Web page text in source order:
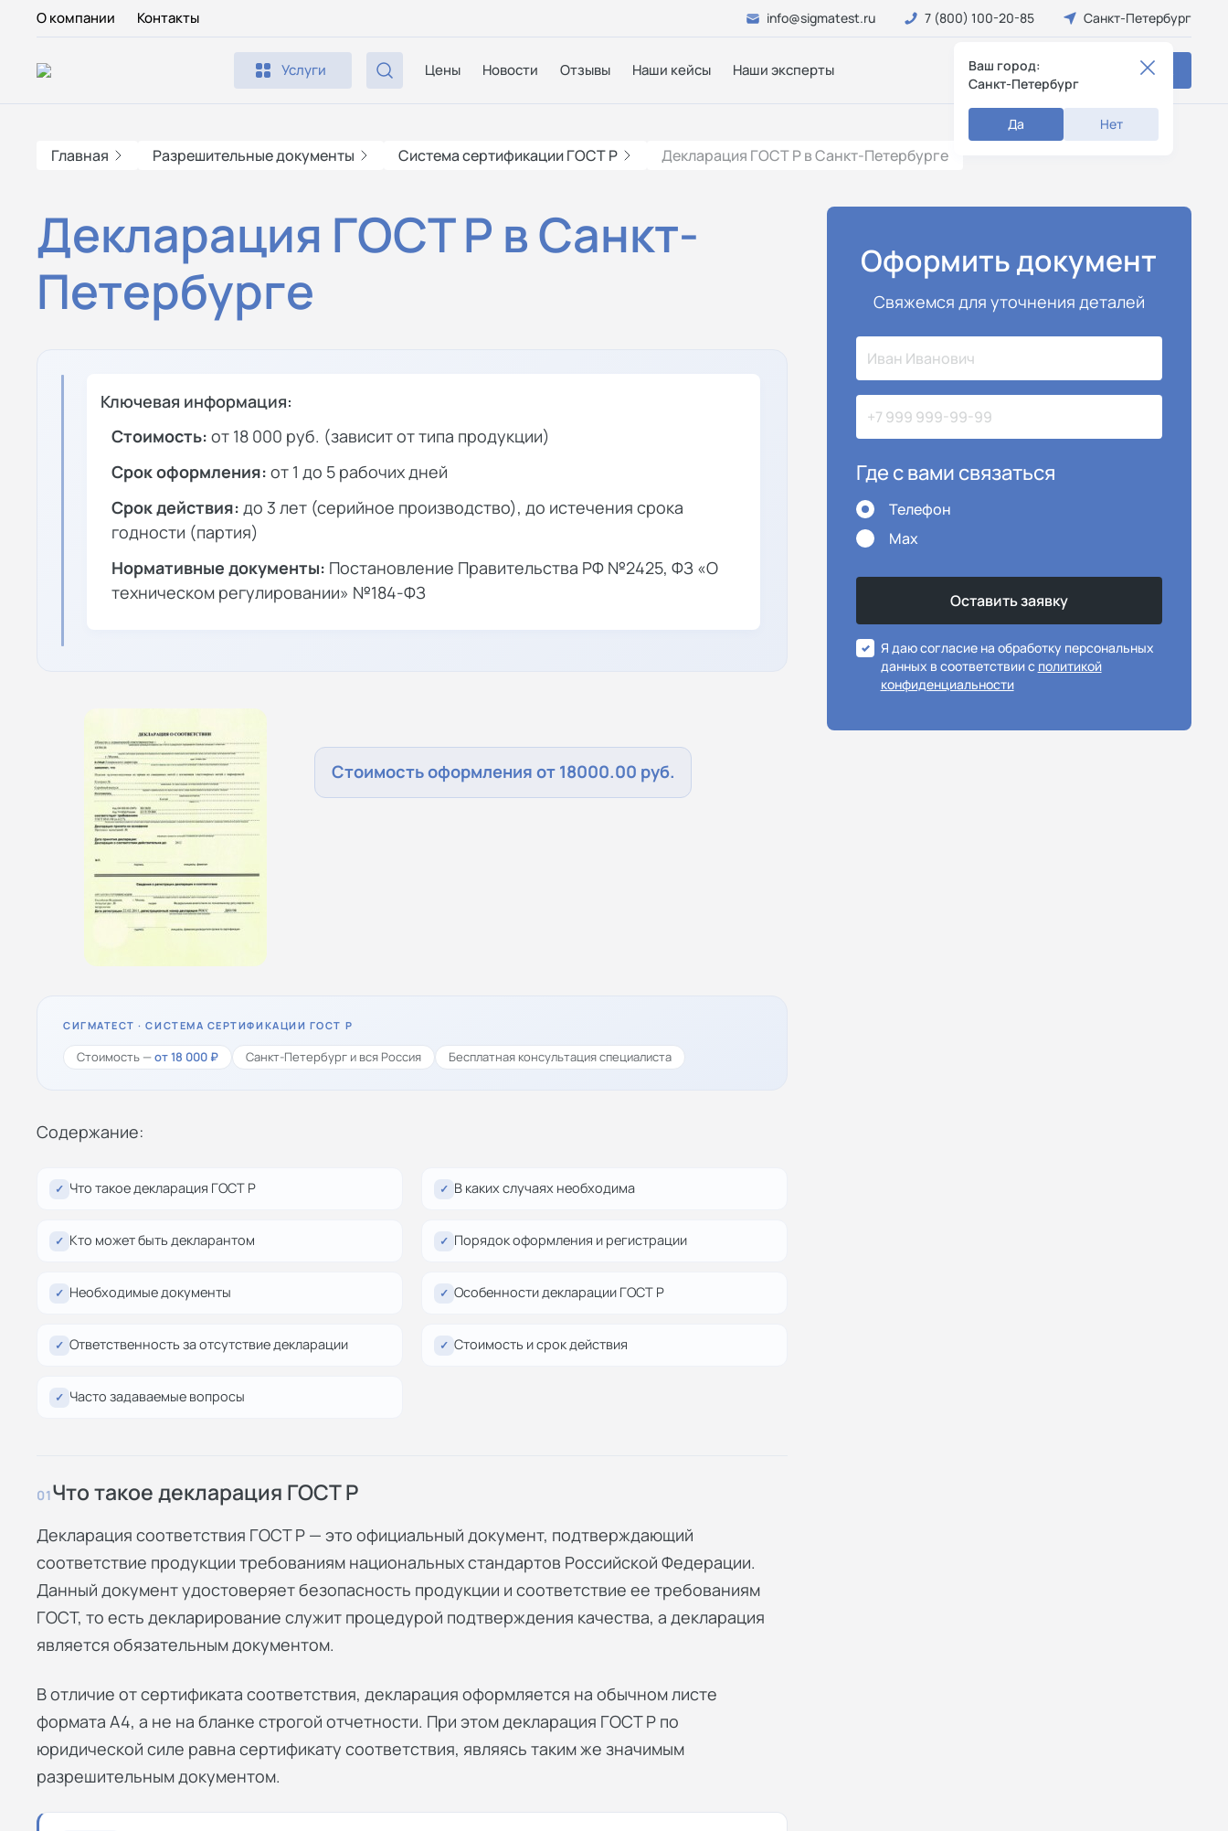
О компании Контакты info@sigmatest.ru 7 (800) 100-20-85 Санкт-Петербург
Ваш город:
Санкт-Петербург
Да Нет
Услуги Цены Новости Отзывы Наши кейсы Наши эксперты Заказать звонок
Главная Разрешительные документы Система сертификации ГОСТ Р Декларация ГОСТ Р в Санкт-Петербурге
Декларация ГОСТ Р в Санкт-
Петербурге
Ключевая информация:
Стоимость: от 18 000 руб. (зависит от типа продукции)
Срок оформления: от 1 до 5 рабочих дней
Срок действия: до 3 лет (серийное производство), до истечения срока
годности (партия)
Нормативные документы: Постановление Правительства РФ №2425, ФЗ «О
техническом регулировании» №184-ФЗ
Стоимость оформления от 18000.00 руб.
СИГМАТЕСТ · СИСТЕМА СЕРТИФИКАЦИИ ГОСТ Р
Стоимость —от 18 000 ₽ Санкт-Петербург и вся Россия Бесплатная консультация специалиста
Содержание:
✓ Что такое декларация ГОСТ Р ✓ В каких случаях необходима
✓ Кто может быть декларантом ✓ Порядок оформления и регистрации
✓ Необходимые документы ✓ Особенности декларации ГОСТ Р
✓ Ответственность за отсутствие декларации ✓ Стоимость и срок действия
✓ Часто задаваемые вопросы
01Что такое декларация ГОСТ Р
Декларация соответствия ГОСТ Р — это официальный документ, подтверждающий
соответствие продукции требованиям национальных стандартов Российской Федерации.
Данный документ удостоверяет безопасность продукции и соответствие ее требованиям
ГОСТ, то есть декларирование служит процедурой подтверждения качества, а декларация
является обязательным документом.
В отличие от сертификата соответствия, декларация оформляется на обычном листе
формата А4, а не на бланке строгой отчетности. При этом декларация ГОСТ Р по
юридической силе равна сертификату соответствия, являясь таким же значимым
разрешительным документом.
Оформить документ
Свяжемся для уточнения деталей
Где с вами связаться
Телефон
Max
Я даю согласие на обработку персональных
данных в соответствии с политикой
конфиденциальности